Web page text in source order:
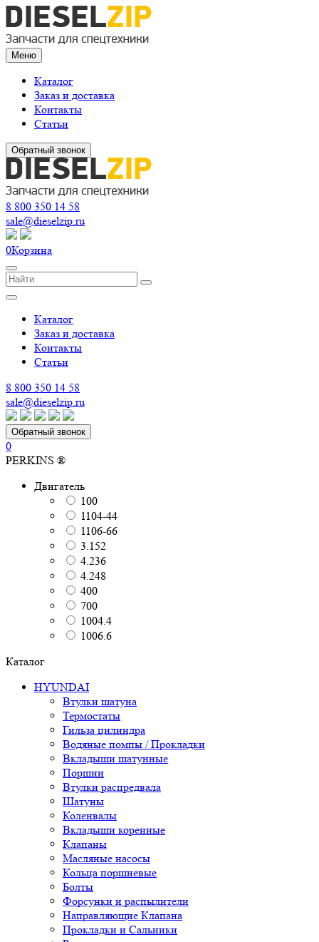
Меню
Каталог
Заказ и доставка
Контакты
Статьи
Обратный звонок
8 800 350 14 58
sale@dieselzip.ru
0Корзина
Каталог
Заказ и доставка
Контакты
Статьи
8 800 350 14 58
sale@dieselzip.ru
Обратный звонок
0
PERKINS ®
Двигатель
100
1104-44
1106-66
3.152
4.236
4.248
400
700
1004.4
1006.6
Каталог
HYUNDAI
Втулки шатуна
Термостаты
Гильза цилиндра
Водяные помпы / Прокладки
Вкладыши шатунные
Поршни
Втулки распредвала
Шатуны
Коленвалы
Вкладыши коренные
Клапаны
Масляные насосы
Кольца поршневые
Болты
Форсунки и распылители
Направляющие Клапана
Прокладки и Сальники